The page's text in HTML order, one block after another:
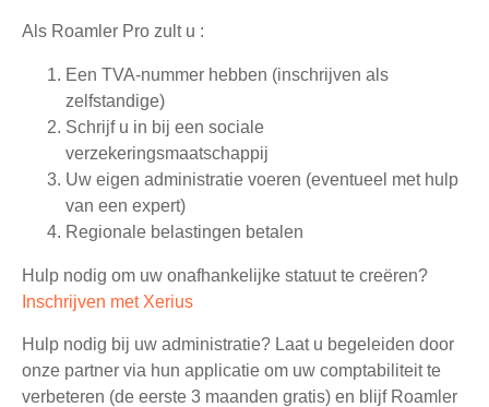
Als Roamler Pro zult u :
Een TVA-nummer hebben (inschrijven als
zelfstandige)
Schrijf u in bij een sociale
verzekeringsmaatschappij
Uw eigen administratie voeren (eventueel met hulp
van een expert)
Regionale belastingen betalen
Hulp nodig om uw onafhankelijke statuut te creëren?
Inschrijven met Xerius
Hulp nodig bij uw administratie? Laat u begeleiden door
onze partner via hun applicatie om uw comptabiliteit te
verbeteren (de eerste 3 maanden gratis) en blijf Roamler